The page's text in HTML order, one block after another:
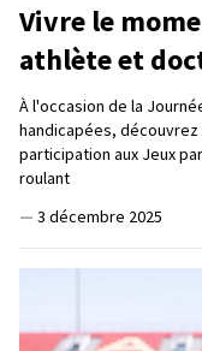
Vivre le
athlète et
À l'occasion de la
handicapées, découvrez
participation aux Jeux
roulant
— 3 décembre 2025